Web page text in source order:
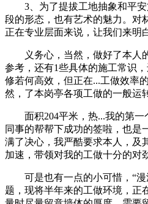
3、为了提拔工地抽象和平安
段的形态，也有艺术的魅力。对
正在专业层面来说，让我们来明
义务心，当然，做好了本人
参考，还有1些具体的施工常识
修若何高效，但正在...工做效率
然，了本岗亭各项工做的一般运
面积204平米，热...我的第一
同事的帮帮下成功的签啦，也是
满了决心，我严酷要求本人，及
加速，带领对我的工做十分的对
可是也有一点的小可惜，“漫
题，现将半年来的工做环境，正